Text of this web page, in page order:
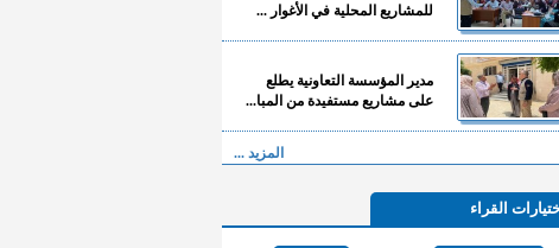
للمشاريع المحلية في الأغوار ...
مدير المؤسسة التعاونية يطلع
على مشاريع مستفيدة من المبا...
المزيد ...
القراء